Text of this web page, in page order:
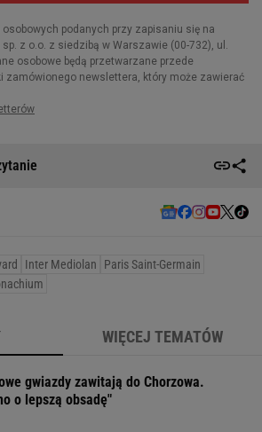
Inter Mediolan
Paris Saint-Germain
WIĘCEJ TEMATÓW
gwiazdy zawitają do Chorzowa.
o lepszą obsadę"